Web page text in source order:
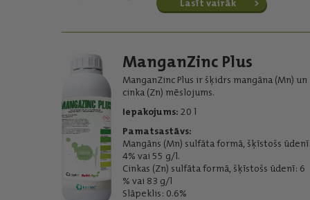
Lasīt vairāk
ManganZinc Plus
ManganZinc Plus ir šķidrs mangāna (Mn) un
cinka (Zn) mēslojums.
Iepakojums: 20 l
Pamatsastāvs:
Mangāns (Mn) sulfāta formā, šķīstošs ūdenī:
4% vai 55 g/l.
Cinkas (Zn) sulfāta formā, šķīstošs ūdenī: 6
% vai 83 g/l
Slāpeklis: 0.6%